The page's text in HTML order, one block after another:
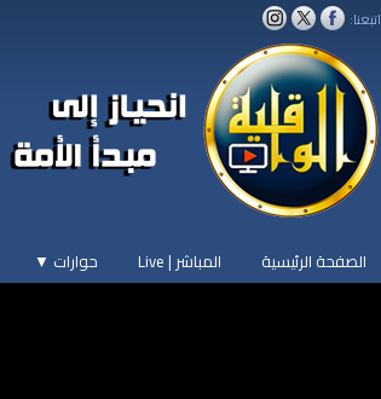
اتبعنا:
الصفحة الرئيسية المباشر | Live حوارات ▼